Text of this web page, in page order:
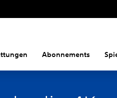
Abonnements